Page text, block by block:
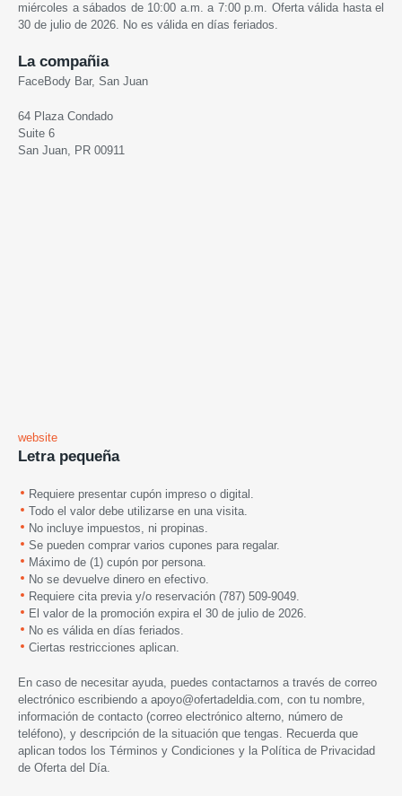
miércoles a sábados de 10:00 a.m. a 7:00 p.m. Oferta válida hasta el
30 de julio de 2026. No es válida en días feriados.
La compañia
FaceBody Bar, San Juan
64 Plaza Condado
Suite 6
San Juan, PR 00911
website
Letra pequeña
Requiere presentar cupón impreso o digital.
Todo el valor debe utilizarse en una visita.
No incluye impuestos, ni propinas.
Se pueden comprar varios cupones para regalar.
Máximo de (1) cupón por persona.
No se devuelve dinero en efectivo.
Requiere cita previa y/o reservación (787) 509-9049.
El valor de la promoción expira el 30 de julio de 2026.
No es válida en días feriados.
Ciertas restricciones aplican.
En caso de necesitar ayuda, puedes contactarnos a través de correo
electrónico escribiendo a apoyo@ofertadeldia.com , con tu nombre,
información de contacto (correo electrónico alterno, número de
teléfono), y descripción de la situación que tengas. Recuerda que
aplican todos los Términos y Condiciones y la Política de Privacidad
de Oferta del Día.